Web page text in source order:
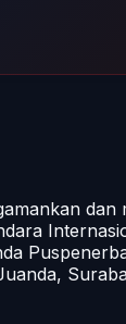
dan